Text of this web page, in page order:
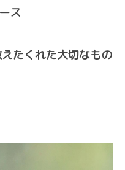
ス
たくれた大切なもの